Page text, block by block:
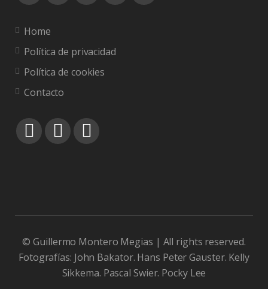
Home
Política de privacidad
Política de cookies
Contacto
© Guillermo Montero Megias | All rights reserved.
Fotografías: John Bakator. Hans Peter Gauster. Kelly
Sikkema. Pascal Swier. Pocky Lee